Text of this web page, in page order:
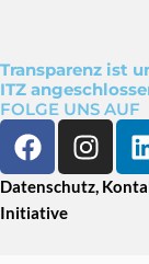
Transparenz ist
ITZ
FOLGE UNS AUF
F
a
c
e
I
n
s
i
Datenschutz,
Initiative